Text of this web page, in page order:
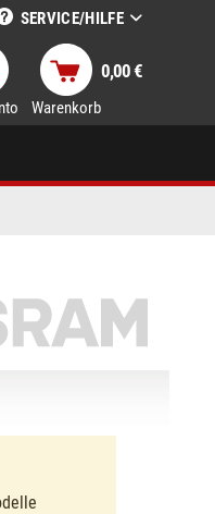
Versand deutsch
SERVICE/HILFE
Warenkorb
0,00 €